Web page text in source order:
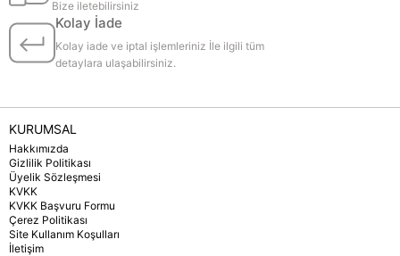
Bize iletebilirsiniz
Kolay İade
Kolay iade ve iptal işlemleriniz İle ilgili tüm
detaylara ulaşabilirsiniz.
KURUMSAL
Hakkımızda
Gizlilik Politikası
Üyelik Sözleşmesi
KVKK
KVKK Başvuru Formu
Çerez Politikası
Site Kullanım Koşulları
İletişim